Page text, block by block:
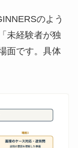
のよう
未経験者が独
面です。具体